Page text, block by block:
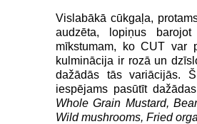
Vislabākā cūkgaļa,
audzēta, lopiņus
mīkstumam, ko CUT var
kulminācija ir rozā un
dažādās tās variācijās.
iespējams pasūtīt
Whole Grain Mustard,
Wild mushrooms, Fried